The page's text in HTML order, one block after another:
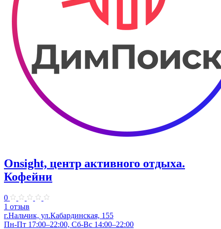
Onsight, центр активного отдыха.
Кофейни
0
1 отзыв
г.Нальчик, ул.Кабардинская, 155
Пн-Пт 17:00–22:00, Сб-Вс 14:00–22:00